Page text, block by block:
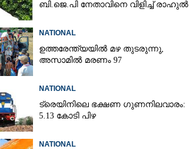
ബി.ജെ.പി നേതാവിനെ വിളിച്ച് രാഹുൽ
NATIONAL
ഉത്തരേന്ത്യയിൽ മഴ തുടരുന്നു,​
അസാമിൽ മരണം 97
NATIONAL
ട്രെയിനിലെ ഭക്ഷണ ഗുണനിലവാരം:
5.13 കോടി പിഴ
NATIONAL